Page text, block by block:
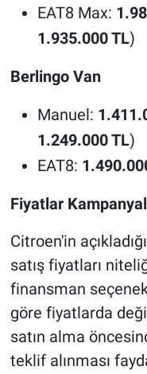
EAT8 Max:
1.935.000 TL)
Berlingo Van
Manuel:
1.249.000 TL)
EAT8:
Fiyatlar
Citroen'in
satış fiyatları
finansman
göre fiyatlarda
satın alma
teklif alınması